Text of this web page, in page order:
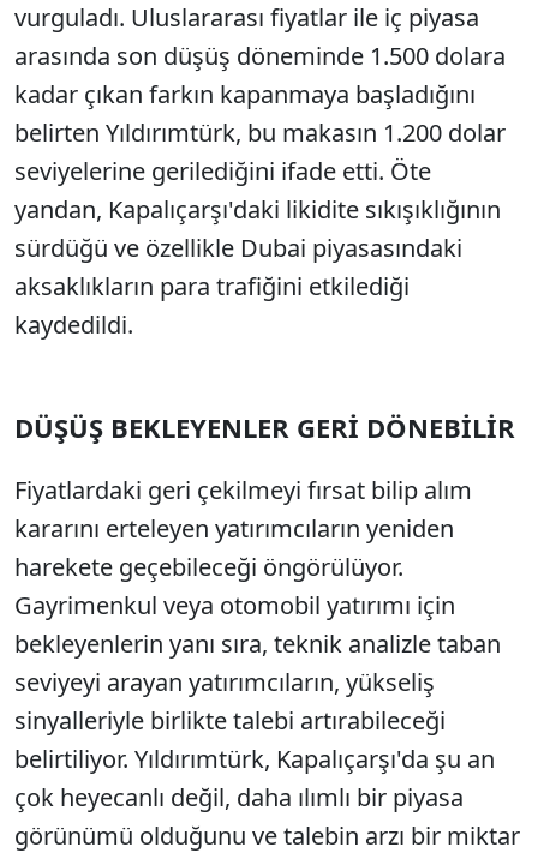
vurguladı. Uluslararası fiyatlar ile iç piyasa
arasında son düşüş döneminde 1.500 dolara
kadar çıkan farkın kapanmaya başladığını
belirten Yıldırımtürk, bu makasın 1.200 dolar
seviyelerine gerilediğini ifade etti. Öte
yandan, Kapalıçarşı'daki likidite sıkışıklığının
sürdüğü ve özellikle Dubai piyasasındaki
aksaklıkların para trafiğini etkilediği
kaydedildi.
DÜŞÜŞ BEKLEYENLER GERİ DÖNEBİLİR
Fiyatlardaki geri çekilmeyi fırsat bilip alım
kararını erteleyen yatırımcıların yeniden
harekete geçebileceği öngörülüyor.
Gayrimenkul veya otomobil yatırımı için
bekleyenlerin yanı sıra, teknik analizle taban
seviyeyi arayan yatırımcıların, yükseliş
sinyalleriyle birlikte talebi artırabileceği
belirtiliyor. Yıldırımtürk, Kapalıçarşı'da şu an
çok heyecanlı değil, daha ılımlı bir piyasa
görünümü olduğunu ve talebin arzı bir miktar